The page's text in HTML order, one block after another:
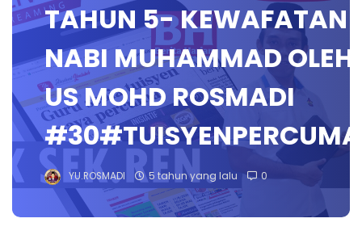
TAHUN 5- KEWAFATAN
NABI MUHAMMAD OLEH
US MOHD ROSMADI
#30#TUISYENPERCUMA
YU.ROSMADI 5 tahun yang lalu 0